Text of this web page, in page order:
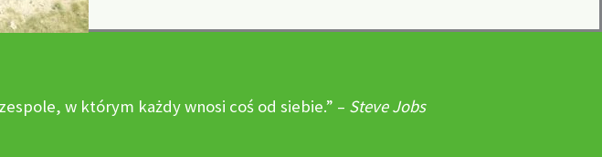
w którym każdy wnosi coś od siebie.” – Steve Jobs